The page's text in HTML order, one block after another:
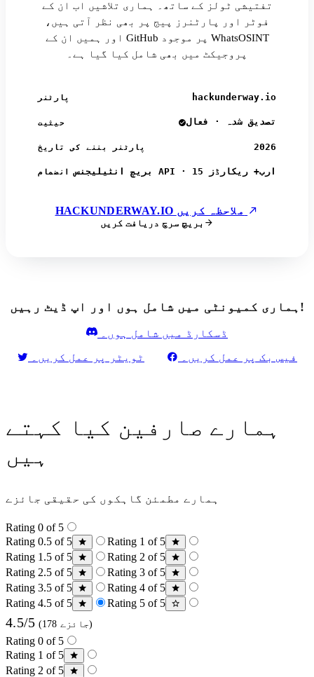
تفتیشی ٹولز کے ساتھ۔ ہماری تلاشیں اب ان کے
فوٹر اور پارٹنرز پیج پر بھی نظر آتی ہیں،
اور ہمیں ان کے GitHub پر موجود WhatsOSINT
پروجیکٹ میں بھی شامل کیا گیا ہے۔
پارٹنر hackunderway.io
حیثیت تصدیق شدہ · فعال
پارٹنر بننے کی تاریخ 2026
انضمام بریچ انٹیلیجنس API · 15 ارب+ ریکارڈز
بریچ سرچ دریافت کریں
ہماری کمیونٹی میں شامل ہوں اور اپ ڈیٹ رہیں!
ڈسکارڈ میں شامل ہوں۔
ٹویٹر پر عمل کریں۔
فیس بک پر عمل کریں۔
ہمارے صارفین کیا کہتے
ہیں
ہمارے مطمئن گاہکوں کی حقیقی جائزے
Rating 0 of 5
Rating 0.5 of 5
Rating 1 of 5
Rating 1.5 of 5
Rating 2 of 5
Rating 2.5 of 5
Rating 3 of 5
Rating 3.5 of 5
Rating 4 of 5
Rating 4.5 of 5
Rating 5 of 5
4.5/5 (178 جائزے)
Rating 0 of 5
Rating 1 of 5
Rating 2 of 5